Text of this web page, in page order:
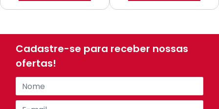
Cadastre-se para receber nossas
ofertas!